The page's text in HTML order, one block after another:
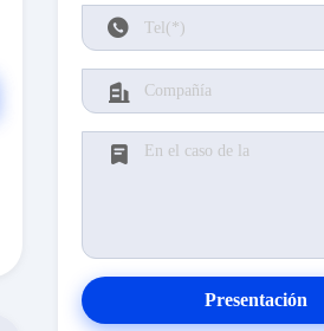
Presentación